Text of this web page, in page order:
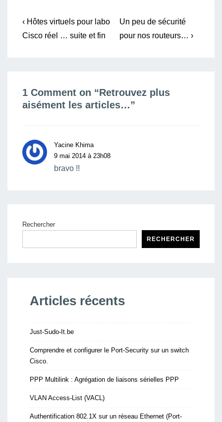
Navigation
de
Previous
Post
‹ Hôtes virtuels pour labo
Cisco réel … suite et fin
Next
Post
Un peu de sécurité
pour nos routeurs… ›
1 Comment on “Retrouvez plus
aisément les articles…”
Yacine Khima
9 mai 2014 à 23h08
bravo !!
Rechercher
RECHERCHER
Articles récents
Just-Sudo-It.be
Comprendre et configurer le Port-Security sur un switch
Cisco.
PPP Multilink : Agrégation de liaisons sérielles PPP
VLAN Access-List (VACL)
Authentification 802.1X sur un réseau Ethernet (Port-